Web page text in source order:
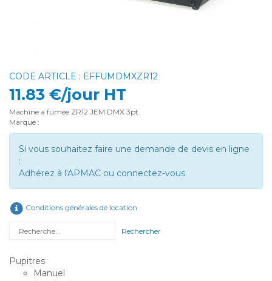
CODE ARTICLE : EFFUMDMXZR12
11.83 €/jour HT
Machine a fumée ZR12 JEM DMX 3pt
Marque :
Si vous souhaitez faire une demande de devis en ligne
:
Adhérez à l'APMAC ou connectez-vous
Conditions générales de location
Rechercher
Pupitres
Manuel